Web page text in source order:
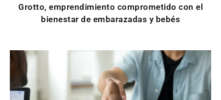
Grotto, emprendimiento comprometido con el
bienestar de embarazadas y bebés